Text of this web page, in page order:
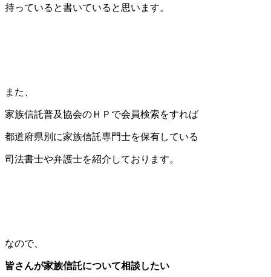
持っていると書いていると思います。
また、
家族信託普及協会のＨＰで会員検索をすれば
都道府県別に家族信託専門士を保有している
司法書士や弁護士を紹介しております。
なので、
皆さんが家族信託について相談したい